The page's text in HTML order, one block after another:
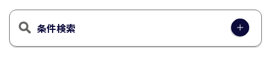
条件検索